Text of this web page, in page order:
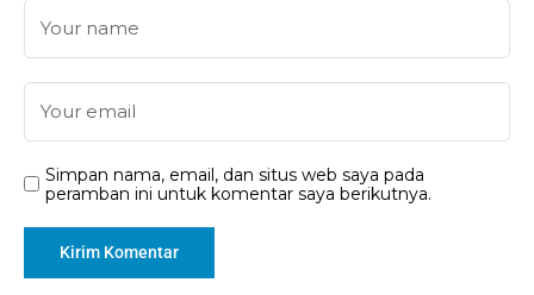
Simpan nama, email, dan situs web saya pada
peramban ini untuk komentar saya berikutnya.